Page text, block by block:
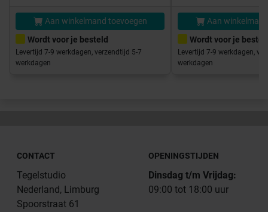
Aan winkelmand toevoegen
Wordt voor je besteld
Levertijd 7-9 werkdagen, verzendtijd 5-7
werkdagen
Aan
Wordt voor je
Levertijd 7-9 werkdagen,
werkdagen
CONTACT
Tegelstudio
Nederland, Limburg
Spoorstraat 61
OPENINGSTIJDEN
Dinsdag t/m Vrijdag:
09:00 tot 18:00 uur